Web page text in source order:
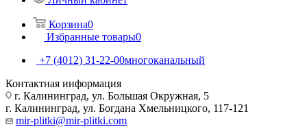
Корзина0
Избранные товары0
+7 (4012) 31-22-00многоканальный
Контактная информация
г. Калининград, ул. Большая Окружная, 5
г. Калининград, ул. Богдана Хмельницкого, 117-121
mir-plitki@mir-plitki.com